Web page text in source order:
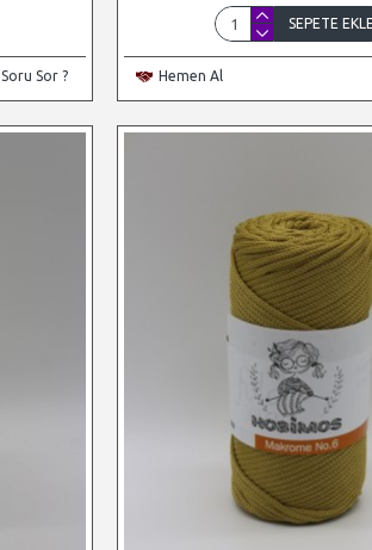
Soru Sor ?
SEPETE
Hemen Al